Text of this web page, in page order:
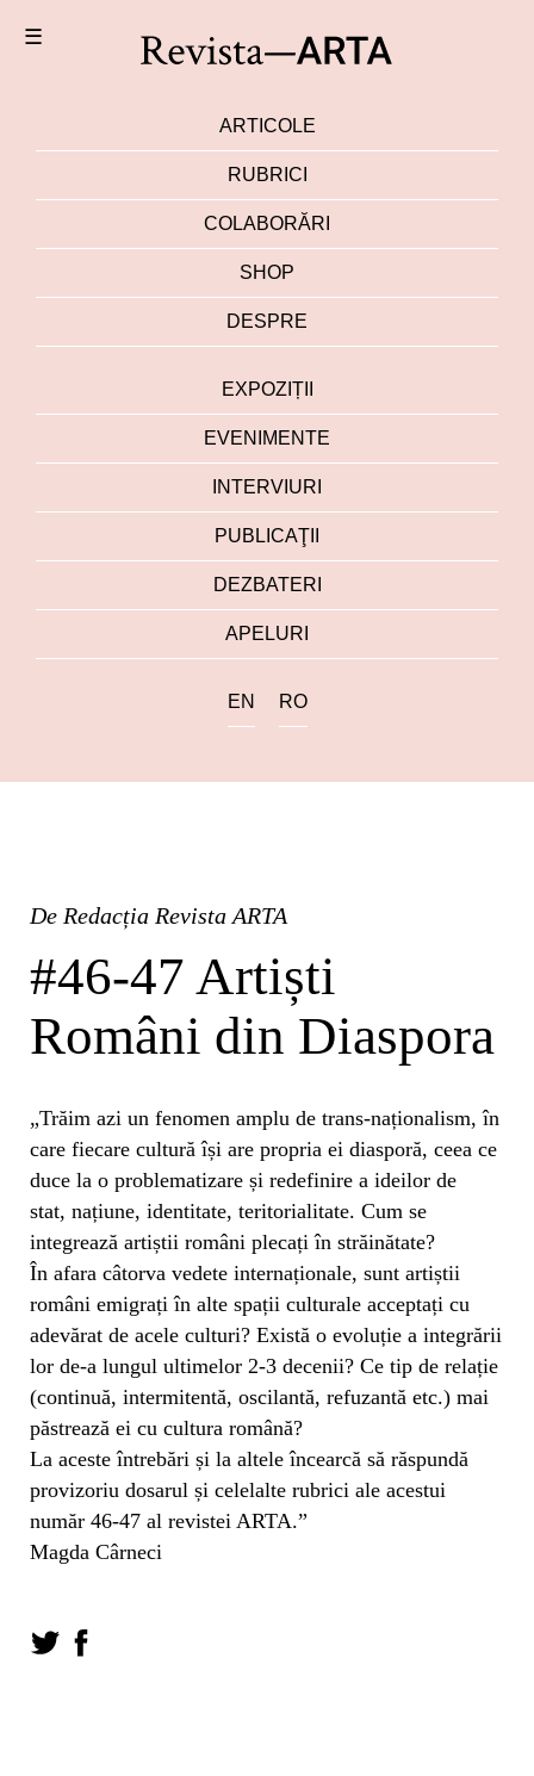
☰
ARTICOLE
RUBRICI
COLABORĂRI
SHOP
DESPRE
EXPOZIȚII
EVENIMENTE
INTERVIURI
PUBLICAŢII
DEZBATERI
APELURI
EN RO
De Redacția Revista ARTA
#46-47 Artiști
Români din Diaspora
„Trăim azi un fenomen amplu de trans-naționalism, în
care fiecare cultură își are propria ei diasporă, ceea ce
duce la o problematizare și redefinire a ideilor de
stat, națiune, identitate, teritorialitate. Cum se
integrează artiștii români plecați în străinătate?
În afara câtorva vedete internaționale, sunt artiștii
români emigrați în alte spații culturale acceptați cu
adevărat de acele culturi? Există o evoluție a integrării
lor de-a lungul ultimelor 2-3 decenii? Ce tip de relație
(continuă, intermitentă, oscilantă, refuzantă etc.) mai
păstrează ei cu cultura română?
La aceste întrebări și la altele încearcă să răspundă
provizoriu dosarul și celelalte rubrici ale acestui
număr 46-47 al revistei ARTA.”
Magda Cârneci